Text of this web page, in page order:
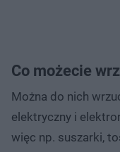
Co możecie
Można do nich
elektryczny i
więc np. suszarki,